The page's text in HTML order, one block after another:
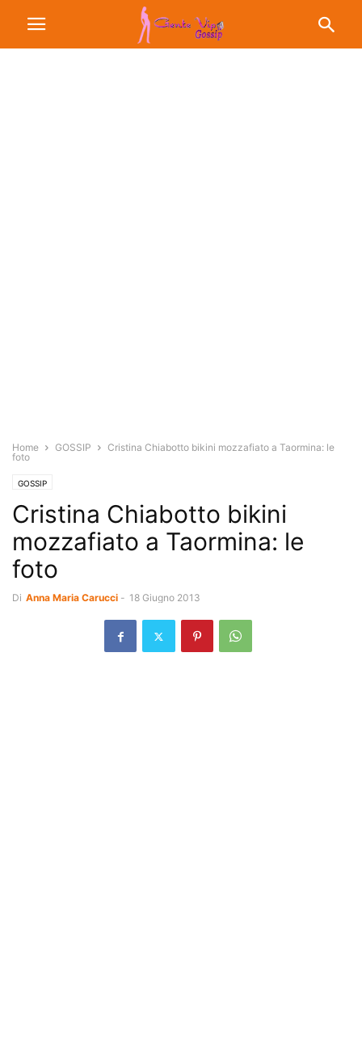
Home GOSSIP
Cristina Chiabotto bikini mozzafiato a Taormina: le
foto
GOSSIP
Cristina Chiabotto bikini
mozzafiato a Taormina: le
foto
Di Anna Maria Carucci - 18 Giugno 2013